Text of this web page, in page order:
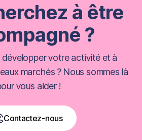
à être
?
votre activité et à
marchés ? Nous sommes là
vous aider !
Contactez-nous
Book a Free Call